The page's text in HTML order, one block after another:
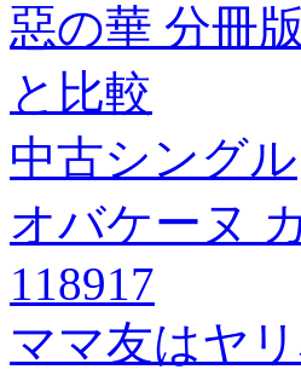
惡の華 分冊
と比較
中古シングル
オバケーヌ
118917
ママ友はヤ